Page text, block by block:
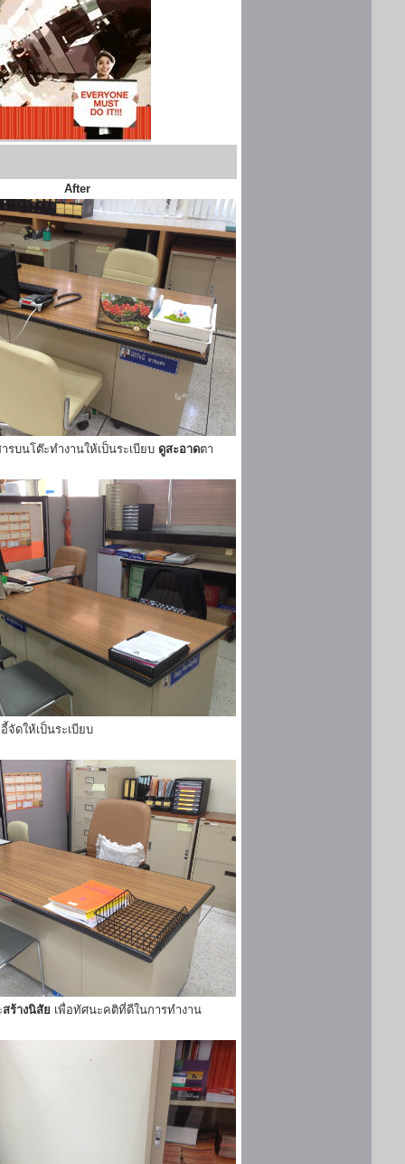
After
ารบนโต๊ะทำงานให้เป็นระเบียบ ดูสะอาดตา
จัดให้เป็นระเบียบ
สร้างนิสัย เพื่อทัศนะคติที่ดีในการทำงาน